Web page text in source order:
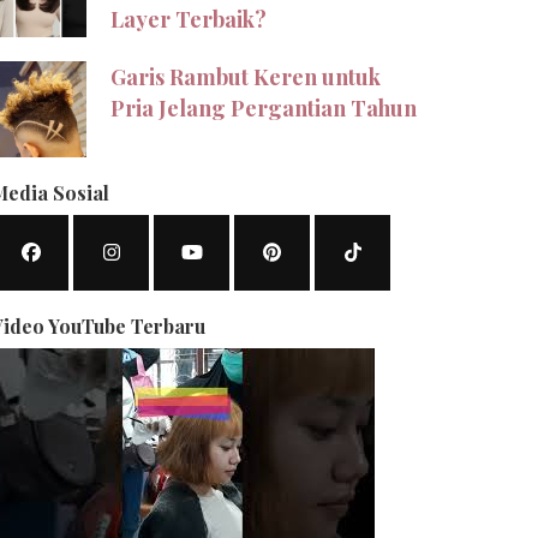
Layer Terbaik?
Garis Rambut Keren untuk
Pria Jelang Pergantian Tahun
Sosial
YouTube Terbaru